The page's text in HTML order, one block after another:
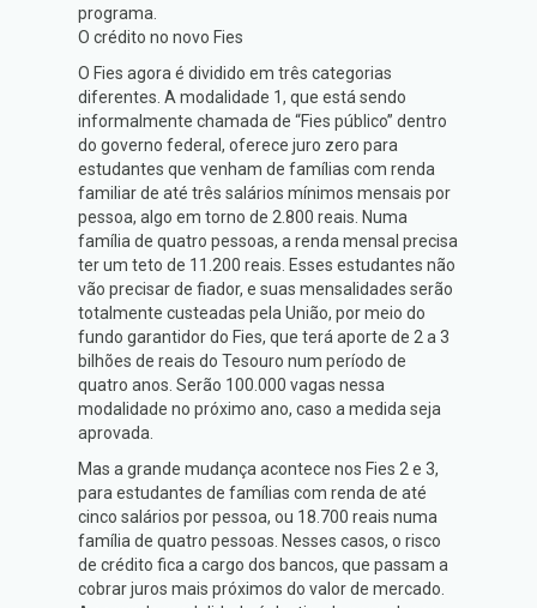
programa.
O crédito no novo Fies
O Fies agora é dividido em três categorias
diferentes. A modalidade 1, que está sendo
informalmente chamada de “Fies público” dentro
do governo federal, oferece juro zero para
estudantes que venham de famílias com renda
familiar de até três salários mínimos mensais por
pessoa, algo em torno de 2.800 reais. Numa
família de quatro pessoas, a renda mensal precisa
ter um teto de 11.200 reais. Esses estudantes não
vão precisar de fiador, e suas mensalidades serão
totalmente custeadas pela União, por meio do
fundo garantidor do Fies, que terá aporte de 2 a 3
bilhões de reais do Tesouro num período de
quatro anos. Serão 100.000 vagas nessa
modalidade no próximo ano, caso a medida seja
aprovada.
Mas a grande mudança acontece nos Fies 2 e 3,
para estudantes de famílias com renda de até
cinco salários por pessoa, ou 18.700 reais numa
família de quatro pessoas. Nesses casos, o risco
de crédito fica a cargo dos bancos, que passam a
cobrar juros mais próximos do valor de mercado.